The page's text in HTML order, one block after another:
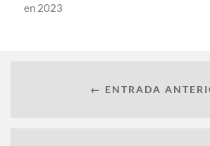
en 2023
← ENTRADA